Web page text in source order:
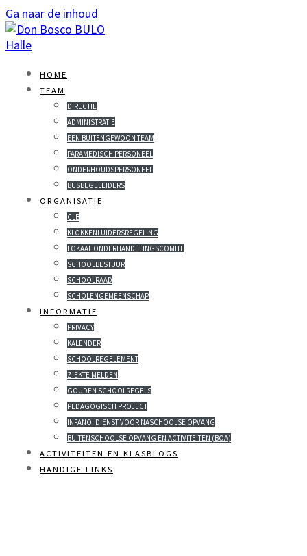
Ga naar de inhoud
HOME
TEAM
DIRECTIE
ADMINISTRATIE
EEN BUITENGEWOON TEAM
PARAMEDISCH PERSONEEL
ONDERHOUDSPERSONEEL
BUSBEGELEIDERS
ORGANISATIE
CLB
KLOKKENLUIDERSREGELING
LOKAAL ONDERHANDELINGSCOMITE
SCHOOLBESTUUR
SCHOOLRAAD
SCHOLENGEMEENSCHAP
INFORMATIE
PRIVACY
KALENDER
SCHOOLREGELEMENT
ZIEKTE MELDEN
GOUDEN SCHOOLREGELS
PEDAGOGISCH PROJECT
INFANO: DIENST VOOR NASCHOOLSE OPVANG
BUITENSCHOOLSE OPVANG EN ACTIVITEITEN (BOA)
ACTIVITEITEN EN KLASBLOGS
HANDIGE LINKS